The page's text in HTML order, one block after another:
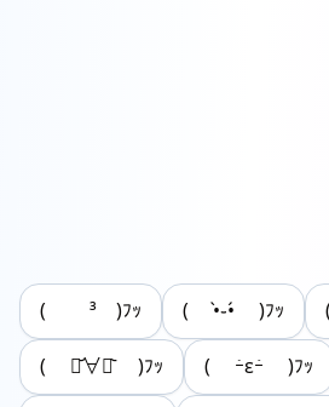
( ￣³￣)ﾌｯ ( •̀֊•́ )ﾌｯ
( ･᷄∀･᷅ )ﾌｯ ( ｰ̀εｰ́ )ﾌｯ